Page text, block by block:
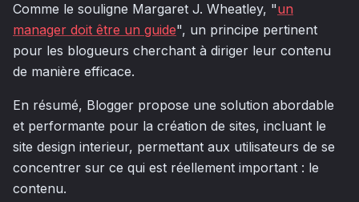
Comme le souligne Margaret J. Wheatley, "un
manager doit être un guide", un principe pertinent
pour les blogueurs cherchant à diriger leur contenu
de manière efficace.
En résumé, Blogger propose une solution abordable
et performante pour la création de sites, incluant le
site design interieur, permettant aux utilisateurs de se
concentrer sur ce qui est réellement important : le
contenu.